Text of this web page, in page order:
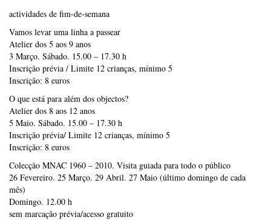
actividades de fim-de-semana
Vamos levar uma linha a passear
Atelier dos 5 aos 9 anos
3 Março. Sábado. 15.00 – 17.30 h
Inscrição prévia / Limite 12 crianças, mínimo 5
Inscrição: 8 euros
O que está para além dos objectos?
Atelier dos 8 aos 12 anos
5 Maio. Sábado. 15.00 – 17.30 h
Inscrição prévia/ Limite 12 crianças, mínimo 5
Inscrição: 8 euros
Colecção MNAC 1960 – 2010. Visita guiada para todo o público
26 Fevereiro. 25 Março. 29 Abril. 27 Maio (último domingo de cada
mês)
Domingo. 12.00 h
sem marcação prévia/acesso gratuito